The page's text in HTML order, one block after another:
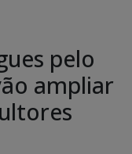
pelo
ampliar